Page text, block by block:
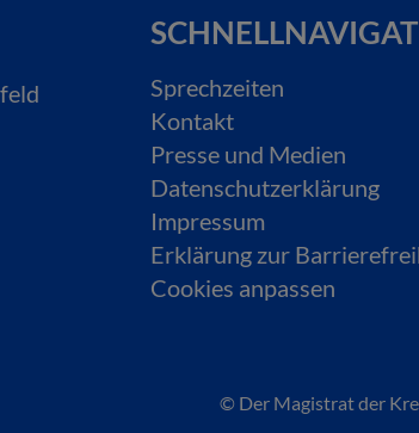
Sprechzeiten
Kontakt
Presse und Medien
Datenschutzerklärung
Impressum
Erklärung zur
Cookies anpassen
© Der Magistrat der